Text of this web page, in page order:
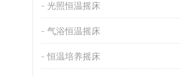
光照恒温摇床
气浴恒温摇床
恒温培养摇床